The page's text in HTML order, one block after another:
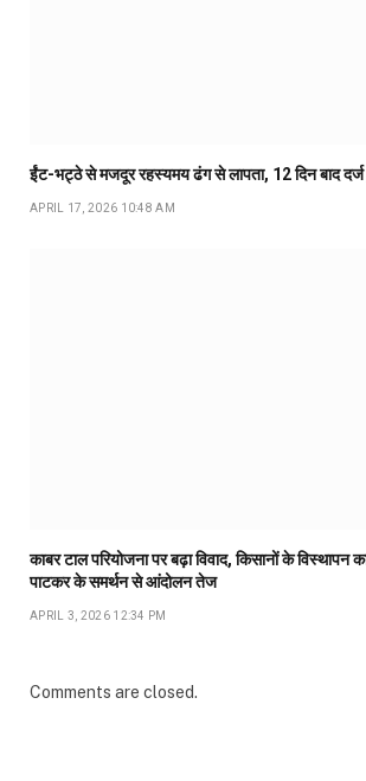
ईंट-भट्ठे से मजदूर रहस्यमय ढंग से लापता, 12 दिन बाद
APRIL 17, 2026 10:48 AM
काबर टाल परियोजना पर बढ़ा विवाद, किसानों के विस्थापन का
पाटकर के समर्थन से आंदोलन तेज
APRIL 3, 2026 12:34 PM
Comments are closed.